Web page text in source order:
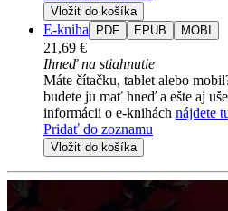
Vložiť do košíka
E-kniha PDF EPUB MOBI
21,69 €
Ihneď na stiahnutie
Máte čítačku, tablet alebo
budete ju mať hneď a ešte aj
informácii o e-knihách nájdete
Pridať do zoznamu
Vložiť do košíka